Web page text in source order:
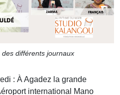
différents journaux
: À Agadez la grande
international Mano